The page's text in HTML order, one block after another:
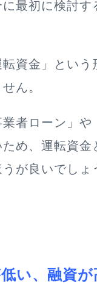
最初に検討す
資金」という
ん。
者ローン」や
め、運転資
が良いでしょ
い、融資